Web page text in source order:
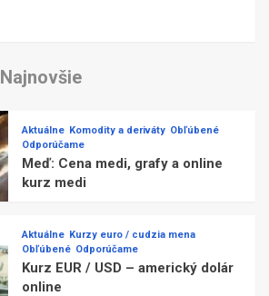
Najnovšie
Aktuálne Komodity a deriváty Obľúbené
Odporúčame
Meď: Cena medi, grafy a online
kurz medi
Aktuálne Kurzy euro / cudzia mena
Obľúbené Odporúčame
Kurz EUR / USD – americký dolár
online